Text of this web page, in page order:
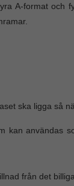
A-format och
ska ligga så
kan användas
från det